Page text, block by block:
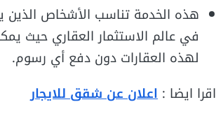
هذه الخدمة تناسب الأشخاص الذين
في عالم الاستثمار العقاري حيث
لهذه العقارات دون دفع أي رسوم.
اقرا ايضا : اعلان عن شقق للايجار